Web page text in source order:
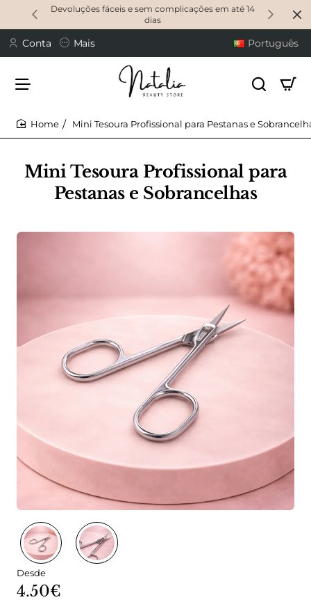
Devoluções fáceis e sem complicações em até 14
dias
Conta Mais Português
Mini Tesoura Profissional para
Pestanas e Sobrancelhas
Mini Tesoura Profissional para Pestanas e
Desde
4.50€